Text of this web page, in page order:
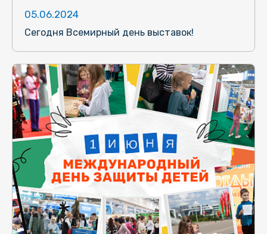
05.06.2024
Сегодня Всемирный день выставок!